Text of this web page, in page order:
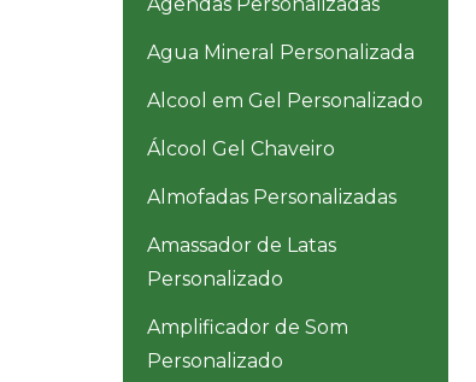
Agendas Personalizadas
Agua Mineral Personalizada
Alcool em Gel Personalizado
Álcool Gel Chaveiro
Almofadas Personalizadas
Amassador de Latas
Personalizado
Amplificador de Som
Personalizado